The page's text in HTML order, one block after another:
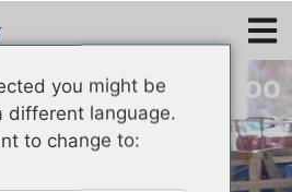
Minyoo
Waliokufa
you might be
different language.
to change to: